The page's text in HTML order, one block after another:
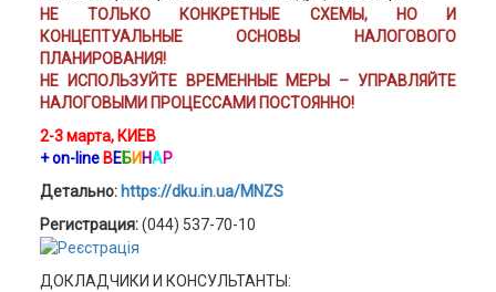
НЕ ТОЛЬКО КОНКРЕТНЫЕ СХЕМЫ, НО И
КОНЦЕПТУАЛЬНЫЕ ОСНОВЫ НАЛОГОВОГО
ПЛАНИРОВАНИЯ!
НЕ ИСПОЛЬЗУЙТЕ ВРЕМЕННЫЕ МЕРЫ – УПРАВЛЯЙТЕ
НАЛОГОВЫМИ ПРОЦЕССАМИ ПОСТОЯННО!
2-3 марта, КИЕВ
+ on-line ВЕБИ НАР
Детально: https://dku.in.ua/MNZS
Регистрация:(044) 537-70-10
ДОКЛАДЧИКИ И КОНСУЛЬТАНТЫ: